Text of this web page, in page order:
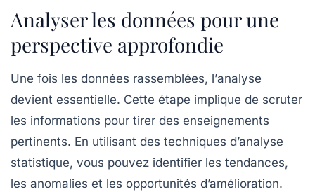
Analyser les données pour une
perspective approfondie
Une fois les données rassemblées, l’analyse
devient essentielle. Cette étape implique de scruter
les informations pour tirer des enseignements
pertinents. En utilisant des techniques d’analyse
statistique, vous pouvez identifier les tendances,
les anomalies et les opportunités d’amélioration.